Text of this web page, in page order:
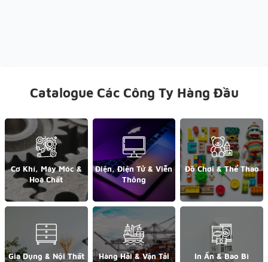
Catalogue Các Công Ty Hàng Đầu
Cơ Khí, Máy Móc &
Hoá Chất
Điện, Điện Tử & Viễn
Thông
Đồ Chơi & Thể Thao
Gia Dụng & Nội Thất Hàng Hải & Vận Tải In Ấn & Bao Bì